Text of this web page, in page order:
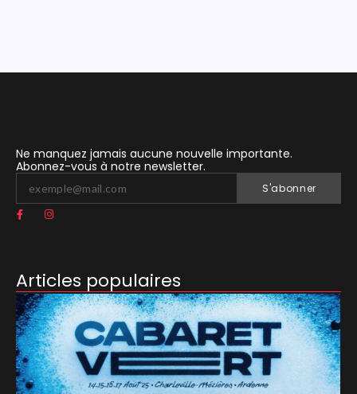
Ne manquez jamais aucune nouvelle importante.
Abonnez-vous à notre newsletter.
S'abonner
Articles populaires